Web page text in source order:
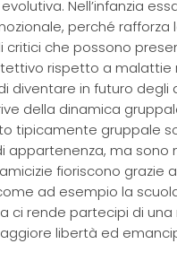
Nell’infanzia
perché rafforza
che possono
rispetto a
diventare in futuro
della dinamica
tipicamente gruppale
appartenenza, ma
fioriscono grazie
ad esempio la
ci rende partecipi di
libertà ed